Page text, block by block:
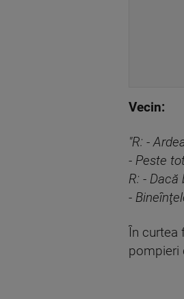
Vecin:
"R: -
- Peste
R: - Dacă
-
În
pompieri